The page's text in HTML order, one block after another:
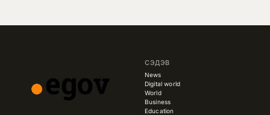
СЭДЭВ
News
Digital world
World
Business
Education